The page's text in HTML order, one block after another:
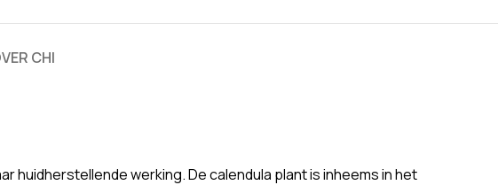
CHI
huidherstellende werking. De calendula plant is inheems in het